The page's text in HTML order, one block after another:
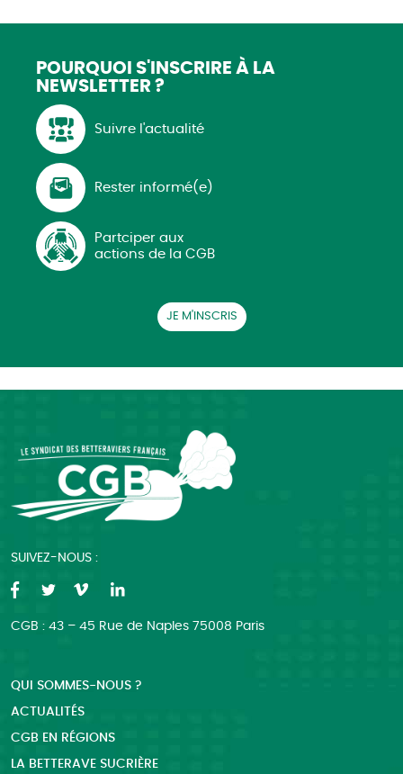
POURQUOI S'INSCRIRE À LA
NEWSLETTER ?
Suivre l'actualité
Rester informé(e)
Partciper aux
actions de la CGB
JE M'INSCRIS
SUIVEZ-NOUS :
CGB : 43 – 45 Rue de Naples 75008 Paris
QUI SOMMES-NOUS ?
ACTUALITÉS
CGB EN RÉGIONS
LA BETTERAVE SUCRIÈRE